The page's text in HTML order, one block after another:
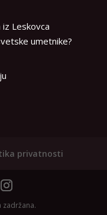
iz Leskovca
umetnike?
privatnosti
zadržana.